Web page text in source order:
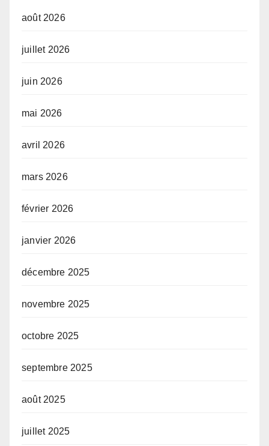
août 2026
juillet 2026
juin 2026
mai 2026
avril 2026
mars 2026
février 2026
janvier 2026
décembre 2025
novembre 2025
octobre 2025
septembre 2025
août 2025
juillet 2025